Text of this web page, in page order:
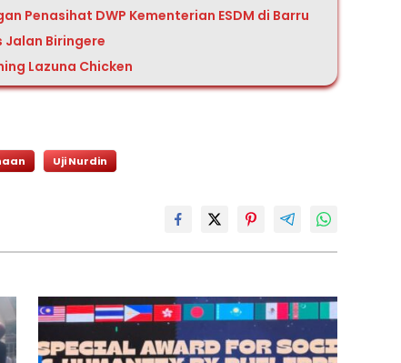
Penasihat DWP Kementerian ESDM di Barru
Jalan Biringere
Lazuna Chicken
Uji Nurdin